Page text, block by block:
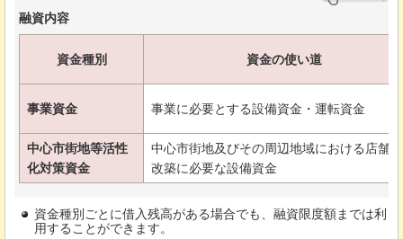
融資内容
資金種別 資金の使い道
事業資金 事業に必要とする設備資金・運転資金
中心市街地等活性
化対策資金
中心市街地及びその周辺地域における店舗
改築に必要な設備資金
資金種別ごとに借入残高がある場合でも、融資限度額までは利
用することができます。